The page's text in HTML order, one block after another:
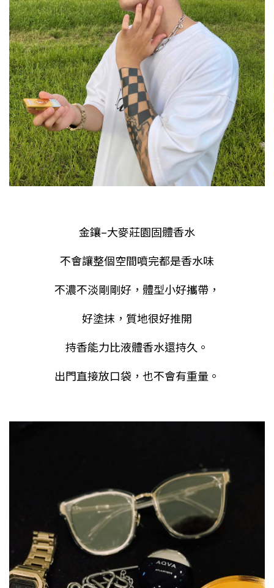
金鑲–大麥莊園固體香水
不會讓整個空間噴完都是香水味
不濃不淡剛剛好，體型小好攜帶，
好塗抹，質地很好推開
持香能力比液體香水還持久。
出門直接放口袋，也不會有重量。